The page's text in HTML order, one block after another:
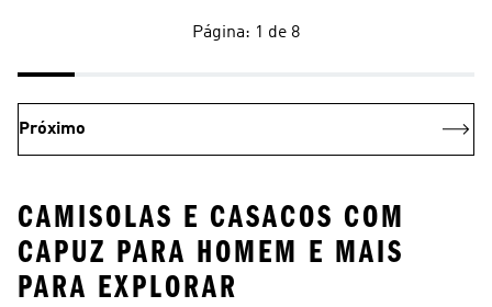
Página: 1 de 8
Próximo
CAMISOLAS E CASACOS COM
CAPUZ PARA HOMEM E MAIS
PARA EXPLORAR